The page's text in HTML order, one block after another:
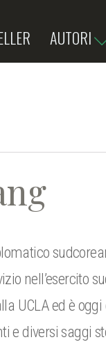
AUTORI
nell’esercito
UCLA ed è
e diversi saggi